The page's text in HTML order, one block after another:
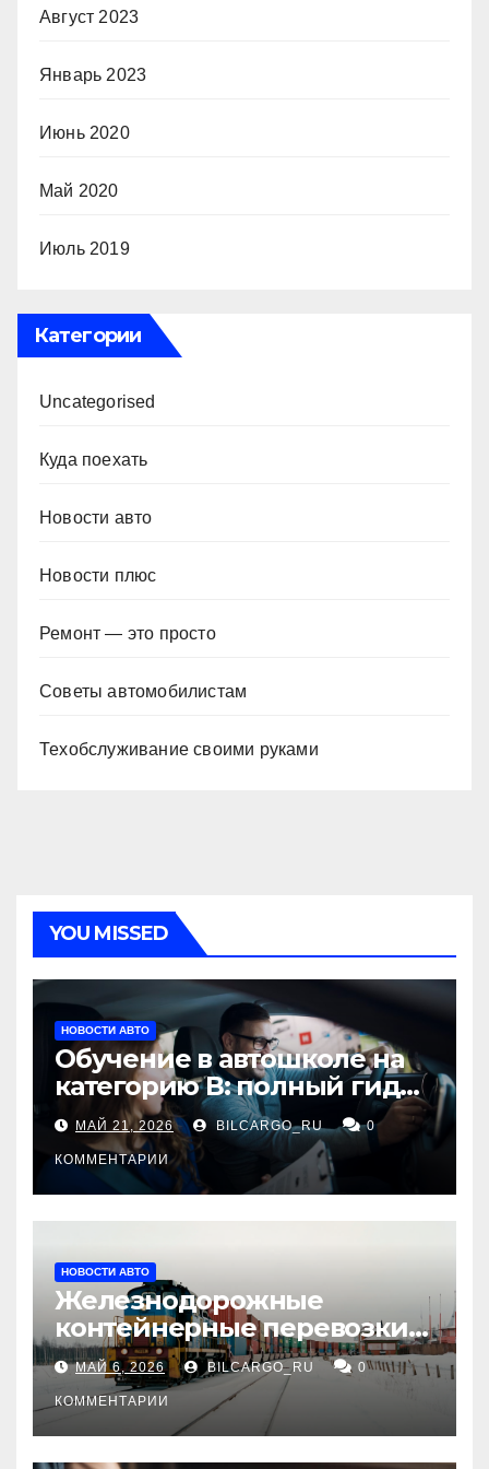
Август 2023
Январь 2023
Июнь 2020
Май 2020
Июль 2019
Категории
Uncategorised
Куда поехать
Новости авто
Новости плюс
Ремонт — это просто
Советы автомобилистам
Техобслуживание своими руками
YOU MISSED
НОВОСТИ АВТО
Обучение в автошколе на
категорию В: полный гид
для будущих водителей
МАЙ 21, 2026 BILCARGO_RU 0
КОММЕНТАРИИ
НОВОСТИ АВТО
Железнодорожные
контейнерные перевозки
из Китая в Россию:
маршруты, сроки и
требования
МАЙ 6, 2026 BILCARGO_RU 0
КОММЕНТАРИИ